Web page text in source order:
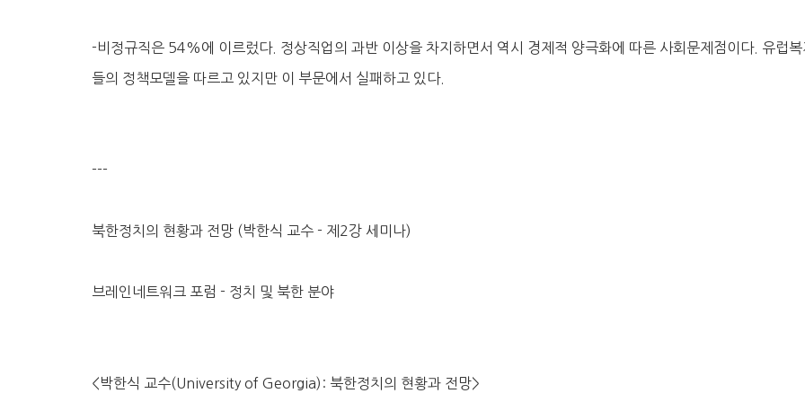
-비정규직은 54%에 이르렀다. 정상직업의 과반 이상을 차지하면서 역시 경제적 양극화에 따른 사회문제점이다. 유럽복
들의 정책모델을 따르고 있지만 이 부문에서 실패하고 있다.
---
북한정치의 현황과 전망 (박한식 교수 - 제2강 세미나)
브레인네트워크 포럼 - 정치 및 북한 분야
<박한식 교수(University of Georgia): 북한정치의 현황과 전망>